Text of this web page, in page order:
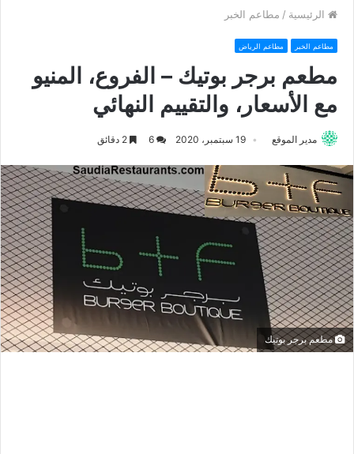
الرئيسية / مطاعم الخبر
مطاعم الخبر مطاعم الرياض
مطعم برجر بوتيك – الفروع، المنيو
مع الأسعار، والتقييم النهائي
مدير الموقع 19 سبتمبر، 2020
مطعم برجر بوتيك